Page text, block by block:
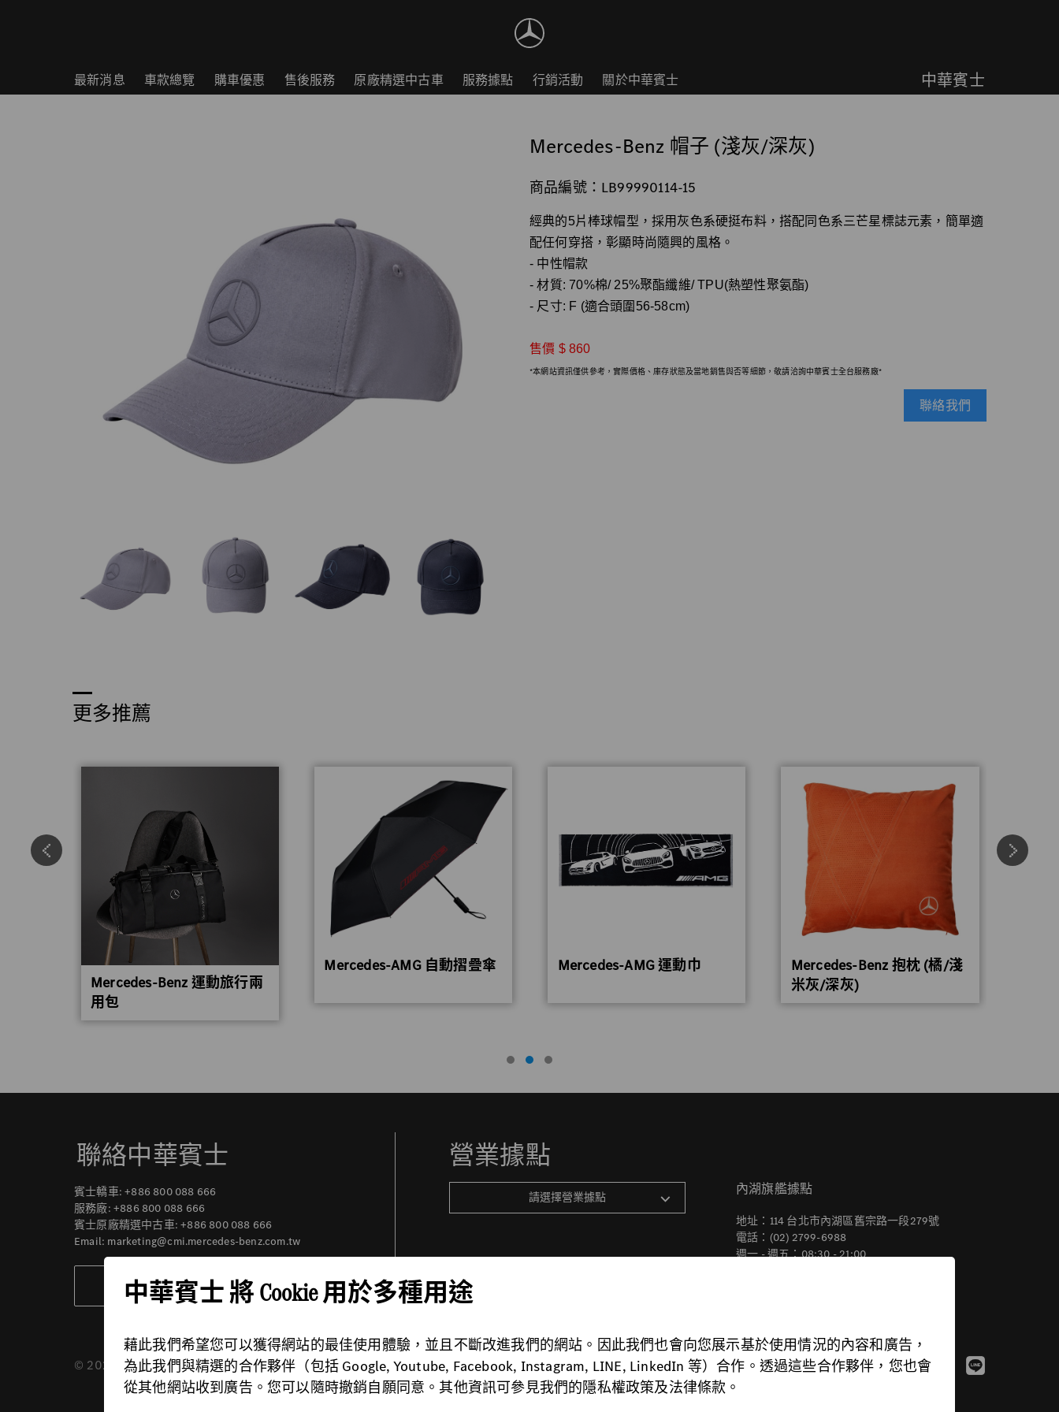
最新消息 車款總覽 購車優惠 售後服務 原廠精選中古車 服務據點 行銷活動 關於中華賓士 中華賓士
Mercedes-Benz 帽子 (淺灰/深灰)
商品編號：LB99990114-15
經典的5片棒球帽型，採用灰色系硬挺布料，搭配同色系三芒星標誌元素，簡單適
配任何穿搭，彰顯時尚隨興的風格。
- 中性帽款
- 材質: 70%棉/ 25%聚酯纖維/ TPU(熱塑性聚氨酯)
- 尺寸: F (適合頭圍56-58cm)
售價 $ 860
*本網站資訊僅供參考，實際價格、庫存狀態及當地銷售與否等細節，敬請洽詢中華賓士全台服務廠*
聯絡我們
更多推薦
Mercedes-Benz 運動旅行兩
用包
Mercedes-AMG 自動摺疊傘 Mercedes-AMG 運動巾
Mercedes-Benz 抱枕 (橘/淺
米灰/深灰)
中華賓士 將 Cookie 用於多種用途
藉此我們希望您可以獲得網站的最佳使用體驗，並且不斷改進我們的網站。因此我們也會向您展示基於使用情況的內容和廣告，
為此我們與精選的合作夥伴（包括 Google, Youtube, Facebook, Instagram, LINE, LinkedIn 等）合作。透過這些合作夥伴，您也會
從其他網站收到廣告。您可以隨時撤銷自願同意。其他資訊可參見我們的隱私權政策及法律條款。
聯絡中華賓士
賓士轎車:+886 800 088 666
服務廠:+886 800 088 666
賓士原廠精選中古車:+886 800 088 666
Email: marketing@cmi.mercedes-benz.com.tw
聯絡我們
營業據點
請選擇營業據點
內湖旗艦據點
地址：114 台北市內湖區舊宗路一段279號
電話：(02) 2799-6988
週一 - 週五：08:30 - 21:00
© 2026 中華賓士 供應商 隱私權政策 法律條款 關於Cookie 免責聲明